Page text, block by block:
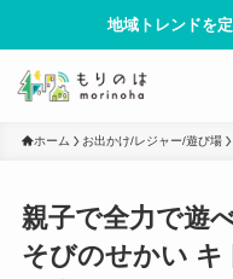
地域トレンドを
ホーム お出かけ/レジャー/遊び場
親子で全力で遊
そびのせかい キ